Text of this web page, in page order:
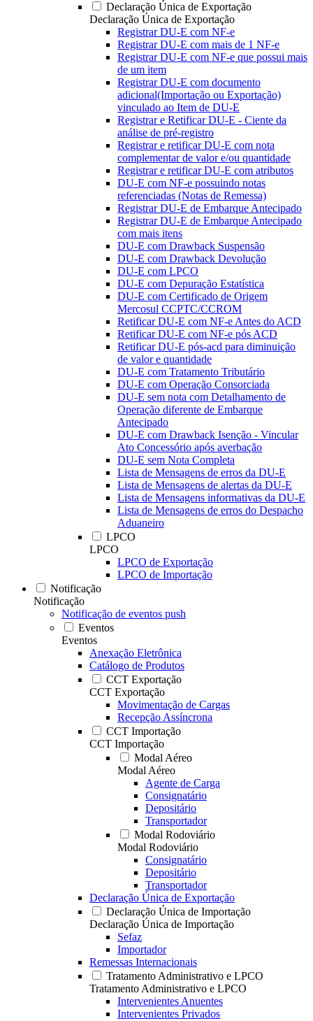
Declaração Única de Exportação
Declaração Única de Exportação
Registrar DU-E com NF-e
Registrar DU-E com mais de 1 NF-e
Registrar DU-E com NF-e que possui mais
de um item
Registrar DU-E com documento
adicional(Importação ou Exportação)
vinculado ao Item de DU-E
Registrar e Retificar DU-E - Ciente da
análise de pré-registro
Registrar e retificar DU-E com nota
complementar de valor e/ou quantidade
Registrar e retificar DU-E com atributos
DU-E com NF-e possuindo notas
referenciadas (Notas de Remessa)
Registrar DU-E de Embarque Antecipado
Registrar DU-E de Embarque Antecipado
com mais itens
DU-E com Drawback Suspensão
DU-E com Drawback Devolução
DU-E com LPCO
DU-E com Depuração Estatística
DU-E com Certificado de Origem
Mercosul CCPTC/CCROM
Retificar DU-E com NF-e Antes do ACD
Retificar DU-E com NF-e pós ACD
Retificar DU-E pós-acd para diminuição
de valor e quantidade
DU-E com Tratamento Tributário
DU-E com Operação Consorciada
DU-E sem nota com Detalhamento de
Operação diferente de Embarque
Antecipado
DU-E com Drawback Isenção - Vincular
Ato Concessório após averbação
DU-E sem Nota Completa
Lista de Mensagens de erros da DU-E
Lista de Mensagens de alertas da DU-E
Lista de Mensagens informativas da DU-E
Lista de Mensagens de erros do Despacho
Aduaneiro
LPCO
LPCO
LPCO de Exportação
LPCO de Importação
Notificação
Notificação
Notificação de eventos push
Eventos
Eventos
Anexação Eletrônica
Catálogo de Produtos
CCT Exportação
CCT Exportação
Movimentação de Cargas
Recepção Assíncrona
CCT Importação
CCT Importação
Modal Aéreo
Modal Aéreo
Agente de Carga
Consignatário
Depositário
Transportador
Modal Rodoviário
Modal Rodoviário
Consignatário
Depositário
Transportador
Declaração Única de Exportação
Declaração Única de Importação
Declaração Única de Importação
Sefaz
Importador
Remessas Internacionais
Tratamento Administrativo e LPCO
Tratamento Administrativo e LPCO
Intervenientes Anuentes
Intervenientes Privados